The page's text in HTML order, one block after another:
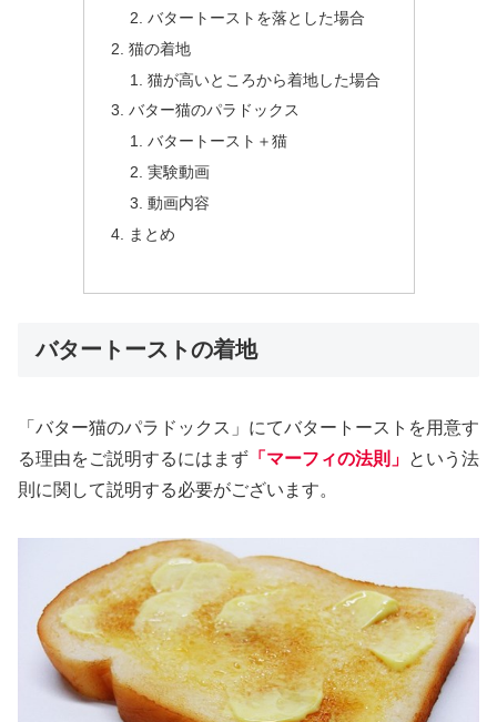
バタートーストを落とした場合
猫の着地
猫が高いところから着地した場合
バター猫のパラドックス
バタートースト＋猫
実験動画
動画内容
まとめ
バタートーストの着地
「バター猫のパラドックス」にてバタートーストを用意す
る理由をご説明するにはまず 「マーフィの法則」 という法
則に関して説明する必要がございます。